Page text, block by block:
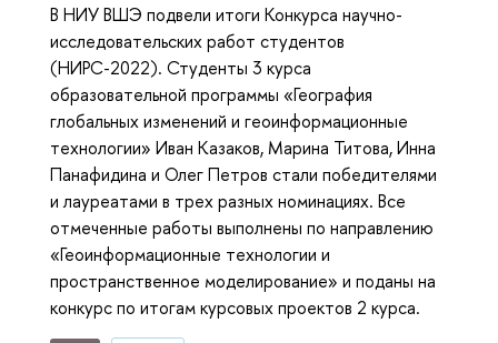
В НИУ ВШЭ подвели итоги Конкурса научно-
исследовательских работ студентов
(НИРС-2022). Студенты 3 курса
образовательной программы «География
глобальных изменений и геоинформационные
технологии» Иван Казаков, Марина Титова, Инна
Панафидина и Олег Петров стали победителями
и лауреатами в трех разных номинациях. Все
отмеченные работы выполнены по направлению
«Геоинформационные технологии и
пространственное моделирование» и поданы на
конкурс по итогам курсовых проектов 2 курса.